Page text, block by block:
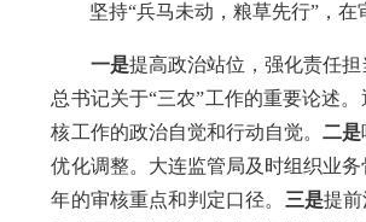
坚持“兵马未动，粮草先行”，在
一是提高政治站位，强化责任
总书记关于“三农”工作的重要论述
核工作的政治自觉和行动自觉。二是
优化调整。大连监管局及时组织业
年的审核重点和判定口径。 三是提前